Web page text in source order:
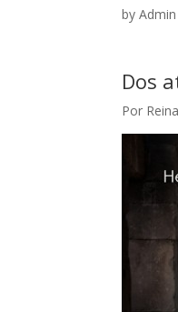
byAdmin
Dos
Por